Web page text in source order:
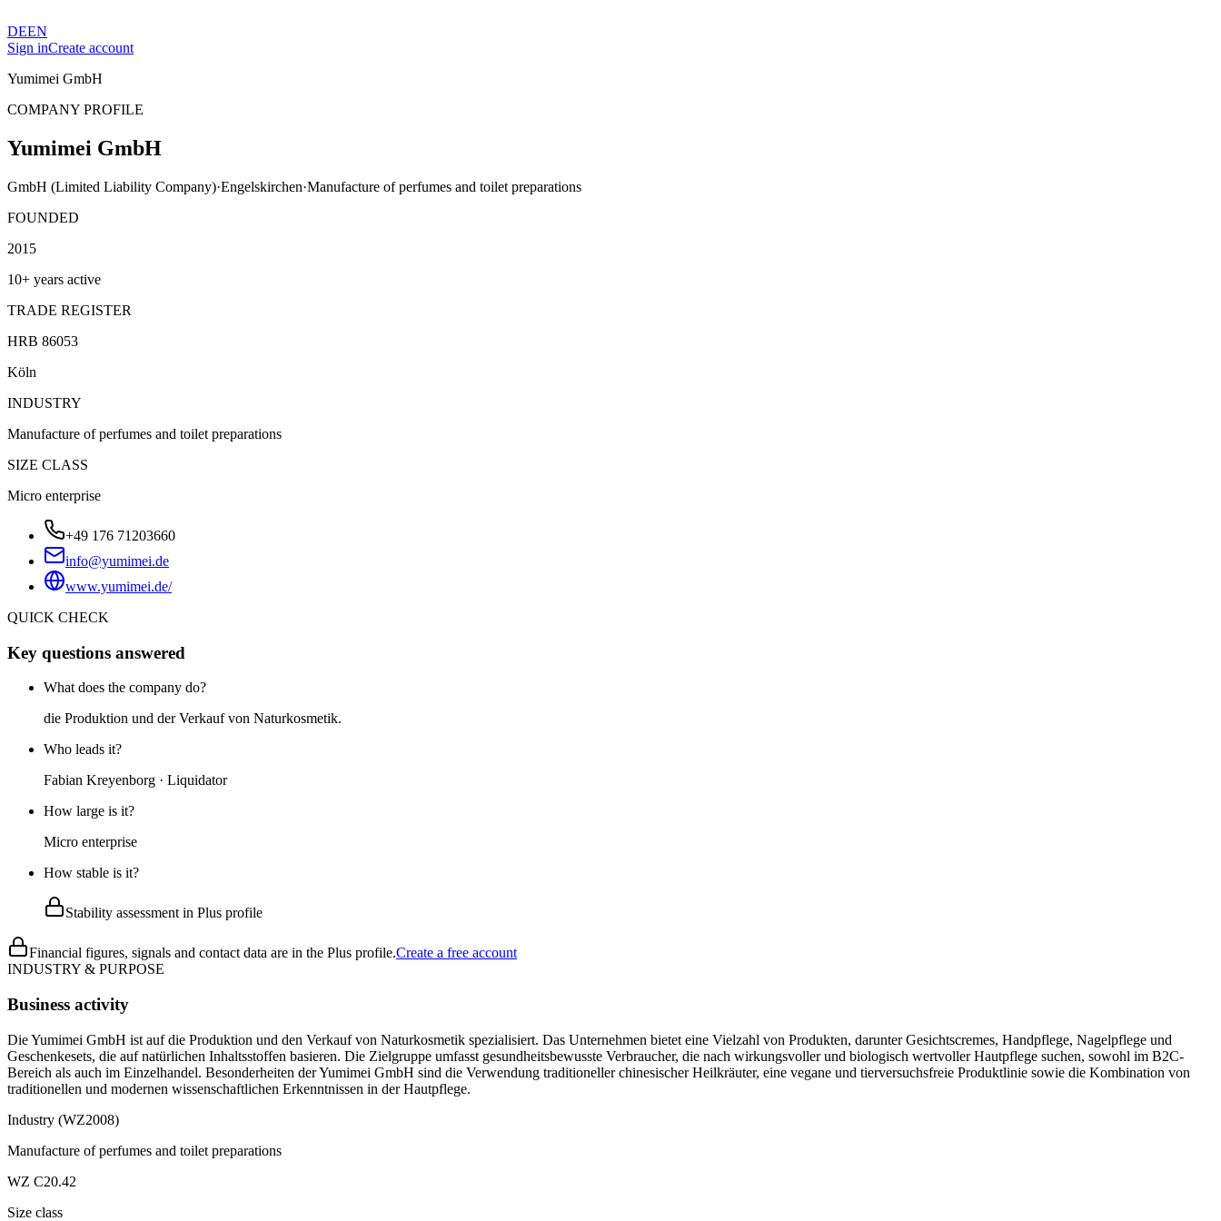
DEEN
Sign inCreate account
Yumimei GmbH
COMPANY PROFILE
Yumimei GmbH
GmbH (Limited Liability Company)·Engelskirchen·Manufacture of perfumes and toilet preparations
FOUNDED
2015
10+ years active
TRADE REGISTER
HRB 86053
Köln
INDUSTRY
Manufacture of perfumes and toilet preparations
SIZE CLASS
Micro enterprise
+49 176 71203660
info@yumimei.de
www.yumimei.de/
QUICK CHECK
Key questions answered
What does the company do?
die Produktion und der Verkauf von Naturkosmetik.
Who leads it?
Fabian Kreyenborg · Liquidator
How large is it?
Micro enterprise
How stable is it?
Stability assessment in Plus profile
Financial figures, signals and contact data are in the Plus profile.Create a free account
INDUSTRY & PURPOSE
Business activity
Die Yumimei GmbH ist auf die Produktion und den Verkauf von Naturkosmetik spezialisiert. Das Unternehmen bietet eine Vielzahl von Produkten, darunter Gesichtscremes, Handpflege, Nagelpflege und
Geschenkesets, die auf natürlichen Inhaltsstoffen basieren. Die Zielgruppe umfasst gesundheitsbewusste Verbraucher, die nach wirkungsvoller und biologisch wertvoller Hautpflege suchen, sowohl im B2C-
Bereich als auch im Einzelhandel. Besonderheiten der Yumimei GmbH sind die Verwendung traditioneller chinesischer Heilkräuter, eine vegane und tierversuchsfreie Produktlinie sowie die Kombination von
traditionellen und modernen wissenschaftlichen Erkenntnissen in der Hautpflege.
Industry (WZ2008)
Manufacture of perfumes and toilet preparations
WZ C20.42
Size class